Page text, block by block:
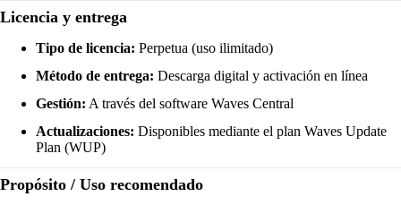
Licencia y entrega
Tipo de licencia: Perpetua (uso ilimitado)
Método de entrega: Descarga digital y activación en línea
Gestión: A través del software Waves Central
Actualizaciones: Disponibles mediante el plan Waves Update
Plan (WUP)
Propósito / Uso recomendado